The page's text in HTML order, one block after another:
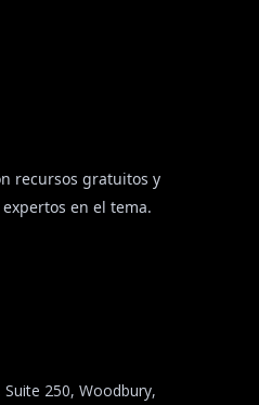
recursos gratuitos y
en el tema.
250, Woodbury,